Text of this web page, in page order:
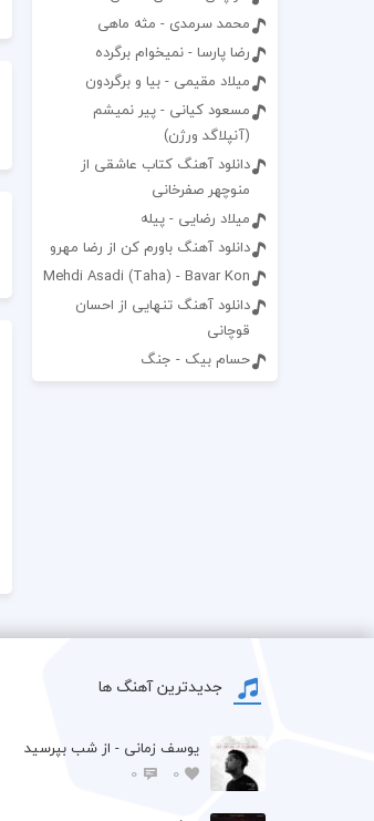
محمد سرمدی - مثه ماهی
رضا پارسا - نمیخوام برگرده
میلاد مقیمی - بیا و برگردون
مسعود کیانی - پیر نمیشم
(آنپلاگد ورژن)
دانلود آهنگ کتاب عاشقی از
منوچهر صفرخانی
میلاد رضایی - پیله
دانلود آهنگ باورم کن از رضا مهرو
Mehdi Asadi (Taha) - Bavar Kon
دانلود آهنگ تنهایی از احسان
قوچانی
حسام بیک - جنگ
جدیدترین آهنگ ها
یوسف زمانی - از شب بپرسید
0
0